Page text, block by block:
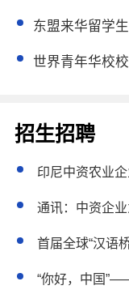
东盟来华留学
世界青年华校
招生招聘
印尼中资农业
通讯：中资企
首届全球“汉语
“你好，中国